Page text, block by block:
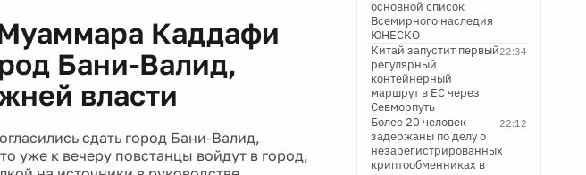
Каддафи
Бани-Валид,
власти
сдать город Бани-Валид,
уже к вечеру повстанцы войдут в город,
основной список
Всемирного наследия
ЮНЕСКО
22:34
Китай запустит первый
регулярный
контейнерный
маршрут в ЕС через
Севморпуть
22:12
Более 20 человек
задержаны по делу о
незарегистрированных
криптообменниках в